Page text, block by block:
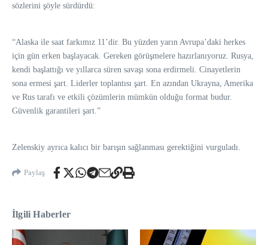
sözlerini şöyle sürdürdü:
“Alaska ile saat farkımız 11’dir. Bu yüzden yarın Avrupa’daki herkes
için gün erken başlayacak. Gereken görüşmelere hazırlanıyoruz. Rusya,
kendi başlattığı ve yıllarca süren savaşı sona erdirmeli. Cinayetlerin
sona ermesi şart. Liderler toplantısı şart. En azından Ukrayna, Amerika
ve Rus tarafı ve etkili çözümlerin mümkün olduğu format budur.
Güvenlik garantileri şart.”
Zelenskiy ayrıca kalıcı bir barışın sağlanması gerektiğini vurguladı.
Paylaş
İlgili Haberler